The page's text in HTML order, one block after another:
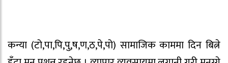
कन्या (टो,पा,पि,पु,ष,ण,ठ,पे,पो) सामाजिक काममा दिन बित्ने